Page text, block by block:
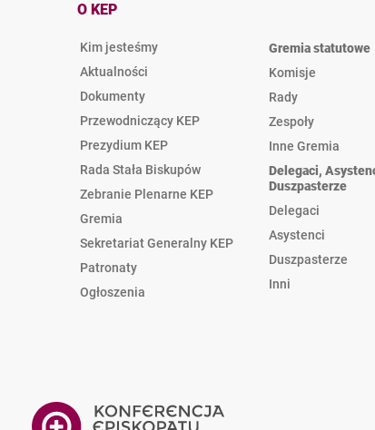
O KEP
Kim jesteśmy
Aktualności
Dokumenty
Przewodniczący KEP
Prezydium KEP
Rada Stała Biskupów
Zebranie Plenarne KEP
Gremia
Sekretariat Generalny KEP
Patronaty
Ogłoszenia
Gremia statutowe
Komisje
Rady
Zespoły
Inne Gremia
Delegaci,
Duszpasterze
Delegaci
Asystenci
Duszpasterze
Inni